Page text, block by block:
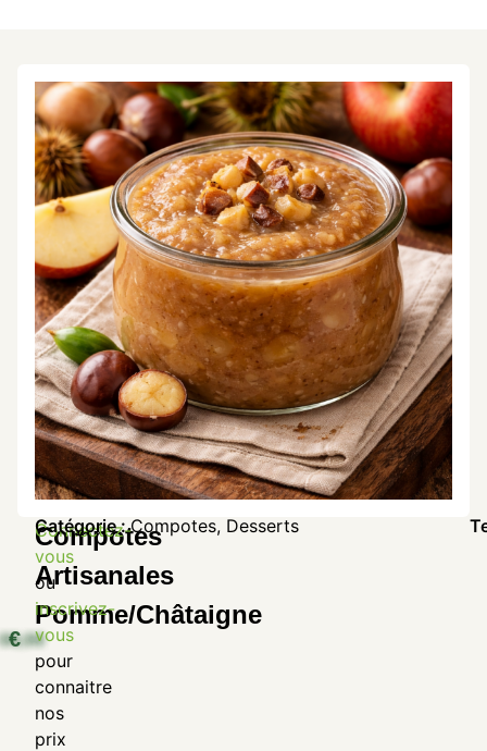
Compotes
Artisanales
Pomme/Châtaigne
€
Connectez-
vous
ou
inscrivez-
vous
pour
connaitre
nos
prix
Catégorie :Compotes, Desserts